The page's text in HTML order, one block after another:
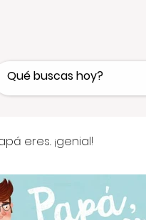
eres.. ¡genial!